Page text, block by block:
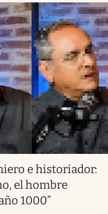
e historiador:
el hombre
1000”